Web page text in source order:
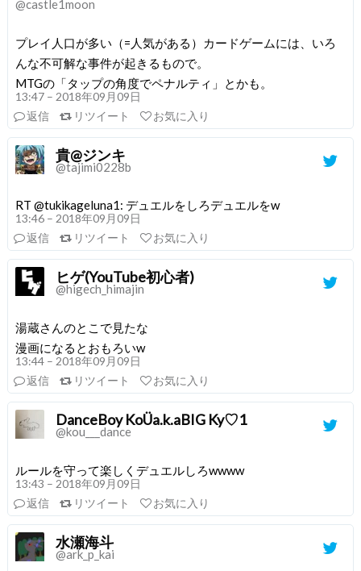
@castle1moon
プレイ人口が多い（=人気がある）カードゲームには、いろ
んな不可解な事件が起きるもので。
MTGの「タップの角度でペナルティ」とかも。
13:47 – 2018年09月09日
返信
リツイート お気に入り
貴@ジンキ
@tajimi0228b
RT @tukikageluna1: デュエルをしろデュエルをw
13:46 – 2018年09月09日
返信
リツイート お気に入り
ヒゲ(YouTube初心者)
@higech_himajin
湯蔵さんのとこで見たな
漫画になるとおもろいw
13:44 – 2018年09月09日
返信
リツイート お気に入り
DanceBoy KoÜa.k.aBIG Ky♡1
@kou___dance
ルールを守って楽しくデュエルしろwwww
13:43 – 2018年09月09日
返信
リツイート お気に入り
水瀬海斗
@ark_p_kai